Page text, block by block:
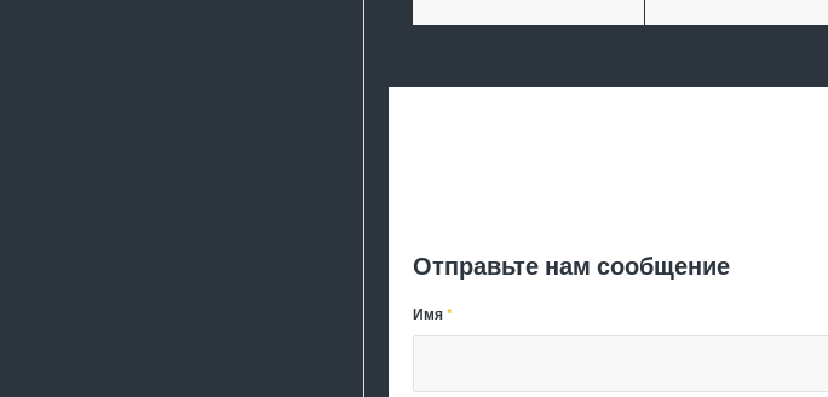
Отправьте нам сообщение
Имя*